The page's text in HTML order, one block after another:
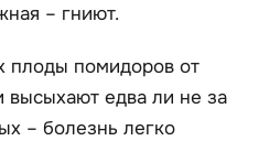
– гниют.
плоды помидоров от
едва ли не за
– болезнь легко